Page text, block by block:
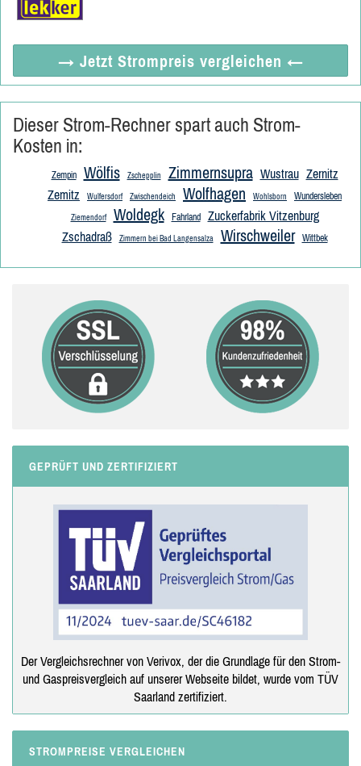
→ Jetzt Strompreis vergleichen ←
Dieser Strom-Rechner spart auch Strom-
Kosten in:
Zempin Wölfis Zschepplin Zimmernsupra Wustrau Zernitz
Zemitz
Wulfersdorf Zwischendeich Wolfhagen Wohlsborn Wundersleben
Ziemendorf Woldegk Fahrland
Zuckerfabrik Vitzenburg
Zschadraß
Zimmern bei Bad Langensalza Wirschweiler Wittbek
GEPRÜFT UND ZERTIFIZIERT
Der Vergleichsrechner von Verivox, der die Grundlage für den Strom-
und Gaspreisvergleich auf unserer Webseite bildet, wurde vom TÜV
Saarland zertifiziert.
STROMPREISE VERGLEICHEN